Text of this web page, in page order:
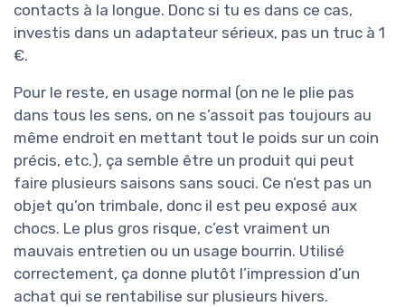
contacts à la longue. Donc si tu es dans ce cas,
investis dans un adaptateur sérieux, pas un truc à 1
€.
Pour le reste, en usage normal (on ne le plie pas
dans tous les sens, on ne s’assoit pas toujours au
même endroit en mettant tout le poids sur un coin
précis, etc.), ça semble être un produit qui peut
faire plusieurs saisons sans souci. Ce n’est pas un
objet qu’on trimbale, donc il est peu exposé aux
chocs. Le plus gros risque, c’est vraiment un
mauvais entretien ou un usage bourrin. Utilisé
correctement, ça donne plutôt l’impression d’un
achat qui se rentabilise sur plusieurs hivers.